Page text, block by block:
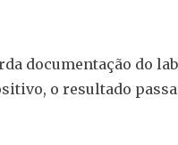
documentação do
o resultado